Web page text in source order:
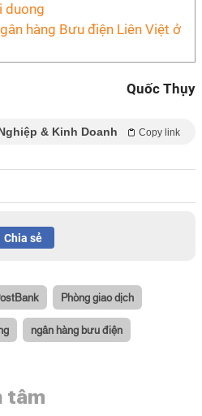
hàng Bưu điện Liên Việt ở
Quốc Thụy
& Kinh Doanh Copy link
Chia sẻ
Phòng giao dịch
ngân hàng bưu điện
tâm